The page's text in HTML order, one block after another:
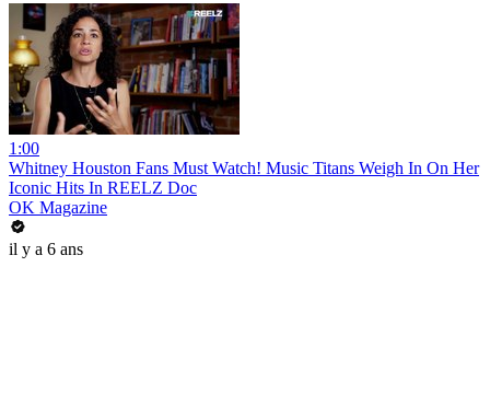
1:00
Whitney Houston Fans Must Watch! Music Titans Weigh In On Her
Iconic Hits In REELZ Doc
OK Magazine
il y a 6 ans